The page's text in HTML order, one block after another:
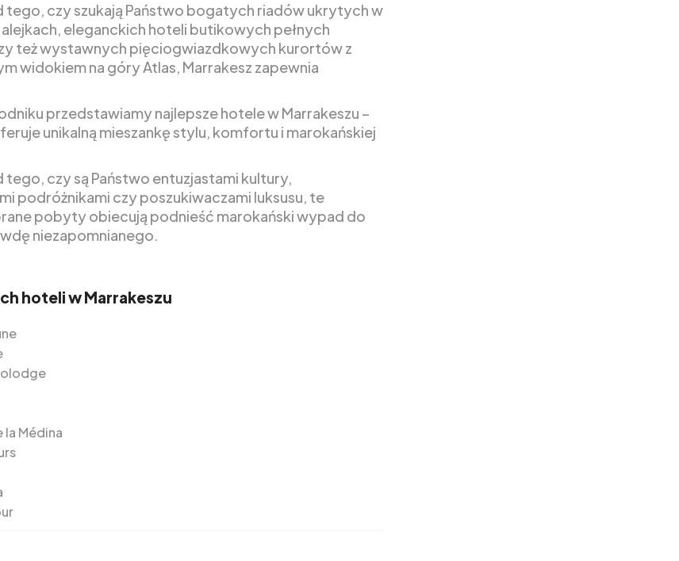
tego, czy szukają Państwo bogatych riadów ukrytych w
eleganckich hoteli butikowych pełnych
też wystawnych pięciogwiazdkowych kurortów z
widokiem na góry Atlas, Marrakesz zapewnia
przedstawiamy najlepsze hotele w Marrakeszu –
unikalną mieszankę stylu, komfortu i marokańskiej
tego, czy są Państwo entuzjastami kultury,
podróżnikami czy poszukiwaczami luksusu, te
pobyty obiecują podnieść marokański wypad do
niezapomnianego.
hoteli w Marrakeszu
la Médina